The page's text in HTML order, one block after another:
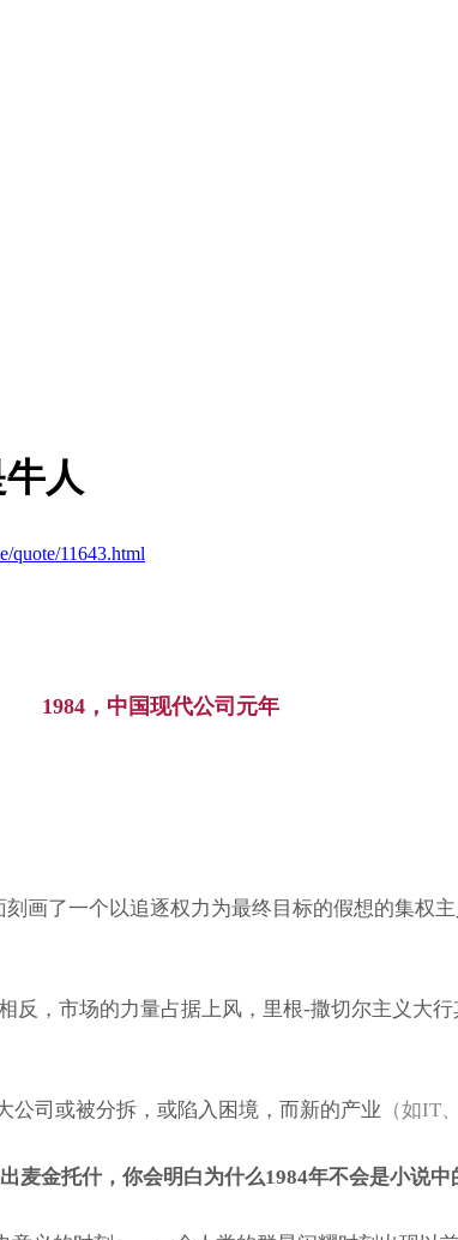
人
quote/11643.html
1984，中国现代公司元年
画了一个以追逐权力为最终目标的假想的集权
反，市场的力量占据上风，里根-撒切尔主义
公司或被分拆，或陷入困境，而新的产业 （如IT
麦金托什，你会明白为什么1984年不会是小说中